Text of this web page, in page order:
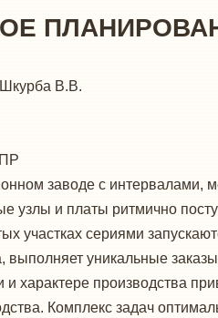
В.В.
заводе с ин­тервалами,
узлы и платы ритмично
участках сериями
выполняет уникальные
и характере про­изводства
Комплекс задач